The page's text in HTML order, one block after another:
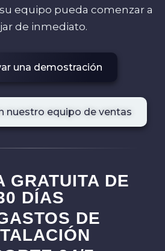
equipo pueda comenzar a
de inmediato.
una demostración
nuestro equipo de ventas
GRATUITA DE
DÍAS
DE